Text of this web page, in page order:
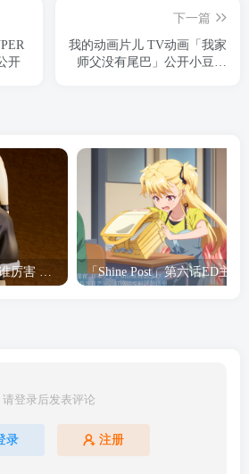
开
下一篇
我的动画片儿 TV动画「我家
师父没有尾巴」公开小豆角
overlord卢贝多的龙王谁厉害 「Overlord」露普斯蕾琪娜·贝塔手办开订
请登录后发表评论
录 注册